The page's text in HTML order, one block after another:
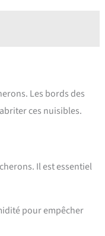
Les bords des
ces nuisibles.
Il est essentiel
pour empêcher